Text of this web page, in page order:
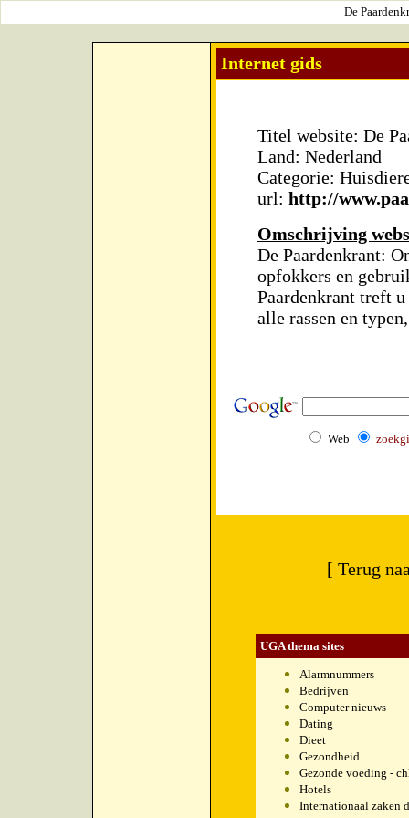
De
Internet gids
Titel website: De
Land: Nederland
Categorie:
url: http://
Omschrijving
De Paardenkrant:
opfokkers en
Paardenkrant treft
alle rassen en
Web
[ Terug
UGA thema sites
Alarmnummers
Bedrijven
Computer nieuws
Dating
Dieet
Gezondheid
Gezonde voeding -
Hotels
Internationaal zaken